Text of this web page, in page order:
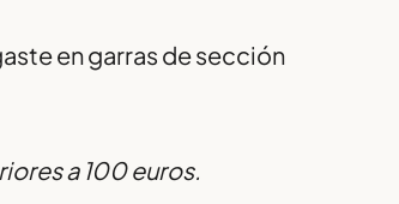
en garras de sección
a 100 euros.